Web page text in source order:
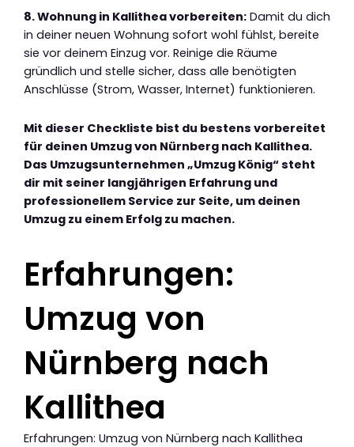
8. Wohnung in Kallithea vorbereiten: Damit du dich
in deiner neuen Wohnung sofort wohl fühlst, bereite
sie vor deinem Einzug vor. Reinige die Räume
gründlich und stelle sicher, dass alle benötigten
Anschlüsse (Strom, Wasser, Internet) funktionieren.
Mit dieser Checkliste bist du bestens vorbereitet
für deinen Umzug von Nürnberg nach Kallithea.
Das Umzugsunternehmen „Umzug König“ steht
dir mit seiner langjährigen Erfahrung und
professionellem Service zur Seite, um deinen
Umzug zu einem Erfolg zu machen.
Erfahrungen:
Umzug von
Nürnberg nach
Kallithea
Erfahrungen: Umzug von Nürnberg nach Kallithea